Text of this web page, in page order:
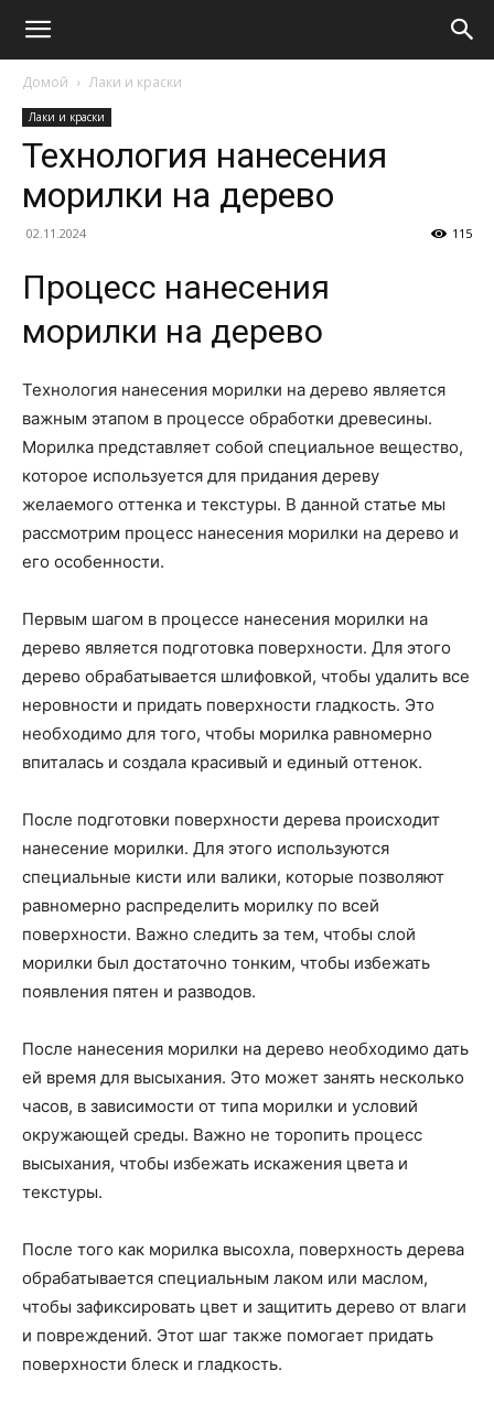
Домой Лаки и краски
Лаки и краски
Технология нанесения
морилки на дерево
02.11.2024 115
Процесс нанесения
морилки на дерево
Технология нанесения морилки на дерево является
важным этапом в процессе обработки древесины.
Морилка представляет собой специальное вещество,
которое используется для придания дереву
желаемого оттенка и текстуры. В данной статье мы
рассмотрим процесс нанесения морилки на дерево и
его особенности.
Первым шагом в процессе нанесения морилки на
дерево является подготовка поверхности. Для этого
дерево обрабатывается шлифовкой, чтобы удалить все
неровности и придать поверхности гладкость. Это
необходимо для того, чтобы морилка равномерно
впиталась и создала красивый и единый оттенок.
После подготовки поверхности дерева происходит
нанесение морилки. Для этого используются
специальные кисти или валики, которые позволяют
равномерно распределить морилку по всей
поверхности. Важно следить за тем, чтобы слой
морилки был достаточно тонким, чтобы избежать
появления пятен и разводов.
После нанесения морилки на дерево необходимо дать
ей время для высыхания. Это может занять несколько
часов, в зависимости от типа морилки и условий
окружающей среды. Важно не торопить процесс
высыхания, чтобы избежать искажения цвета и
текстуры.
После того как морилка высохла, поверхность дерева
обрабатывается специальным лаком или маслом,
чтобы зафиксировать цвет и защитить дерево от влаги
и повреждений. Этот шаг также помогает придать
поверхности блеск и гладкость.